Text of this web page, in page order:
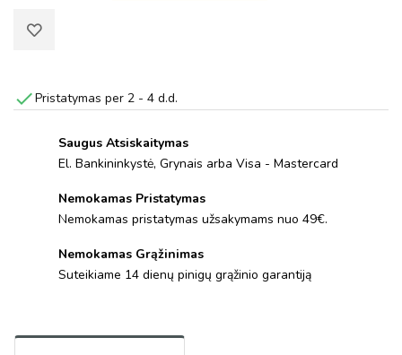
Pristatymas per 2 - 4 d.d.
Saugus Atsiskaitymas
El. Bankininkystė, Grynais arba Visa - Mastercard
Nemokamas Pristatymas
Nemokamas pristatymas užsakymams nuo 49€.
Nemokamas Grąžinimas
Suteikiame 14 dienų pinigų grąžinio garantiją